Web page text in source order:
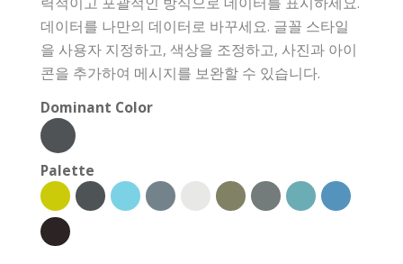
데이터를 나만의 데이터로 바꾸세요. 글꼴 스타일
을 사용자 지정하고, 색상을 조정하고, 사진과 아이
콘을 추가하여 메시지를 보완할 수 있습니다.
Dominant Color
Palette